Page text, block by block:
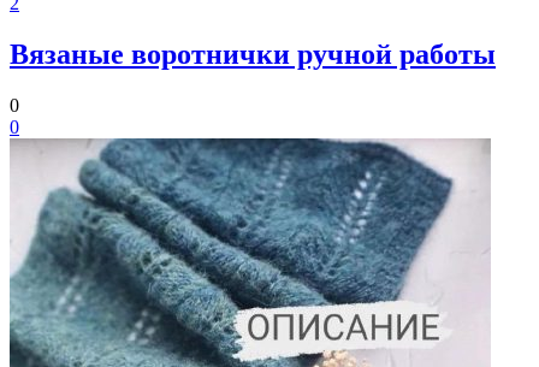
Вязаные воротнички ручной работы
0
0